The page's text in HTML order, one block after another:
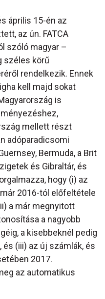
április 15-én az
az ún. FATCA
szóló magyar –
széles körű
rendelkezik. Ennek
kell majd sokat
is
mellett részt
adóparadicsomi
Bermuda, a Brit
és Gibraltár, és
hogy (i) az
2016-tól előfeltétele
a már megnyitott
a nagyobb
a kisebbeknél pedig
(iii) az új számlák, és
2017.
az automatikus